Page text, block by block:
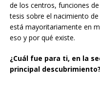
de los centros, funciones
tesis sobre el nacimiento
está mayoritariamente en
eso y por qué existe.
¿Cuál fue para ti, en la
principal descubrimiento?